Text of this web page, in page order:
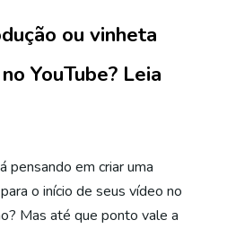
ou vinheta
YouTube? Leia
pensando em criar uma
o início de seus vídeo no
Mas até que ponto vale a